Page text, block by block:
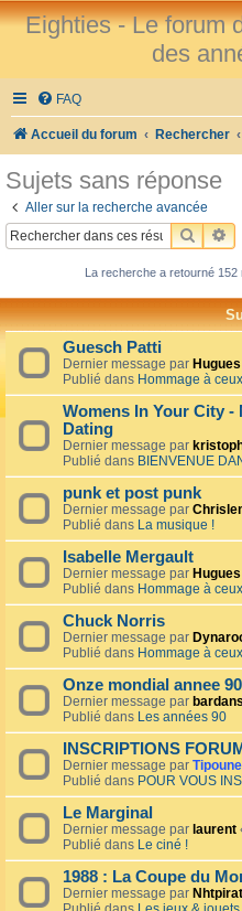
Eighties - Le forum
des
FAQ
Accueil du forum Rechercher
Sujets sans réponse
Aller sur la recherche avancée
La recherche a retourné 152
Guesch Patti
Dernier message par Hugues
Publié dans Hommage à
Womens In Your City -
Dating
Dernier message par
Publié dans BIENVENUE
punk et post punk
Dernier message par
Publié dans La musique !
Isabelle Mergault
Dernier message par Hugues
Publié dans Hommage à
Chuck Norris
Dernier message par
Publié dans Hommage à
Onze mondial annee
Dernier message par bardans
Publié dans Les années 90
INSCRIPTIONS FORUM
Dernier message par Tipoune
Publié dans POUR VOUS
Le Marginal
Dernier message par laurent
Publié dans Le ciné !
1988 : La Coupe du
Dernier message par